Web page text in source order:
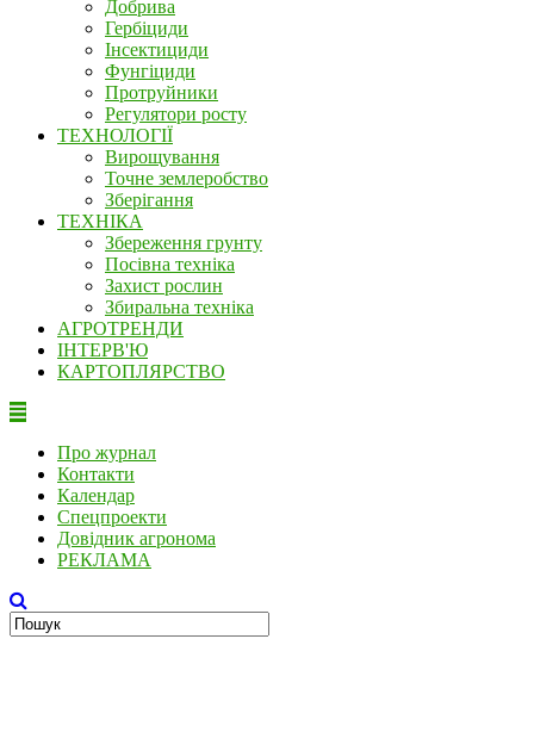
Добрива
Гербіциди
Інсектициди
Фунгіциди
Протруйники
Регулятори росту
ТЕХНОЛОГІЇ
Вирощування
Точне землеробство
Зберігання
ТЕХНІКА
Збереження грунту
Посівна техніка
Захист рослин
Збиральна техніка
АГРОТРЕНДИ
ІНТЕРВ'Ю
КАРТОПЛЯРСТВО
Про журнал
Контакти
Календар
Спецпроекти
Довідник агронома
РЕКЛАМА